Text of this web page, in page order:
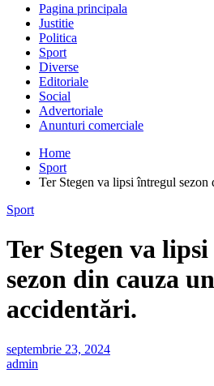
Pagina principala
Justitie
Politica
Sport
Diverse
Editoriale
Social
Advertoriale
Anunturi comerciale
Home
Sport
Ter Stegen va lipsi întregul sezon
Sport
Ter Stegen va
sezon din cauza
accidentări.
septembrie 23, 2024
admin